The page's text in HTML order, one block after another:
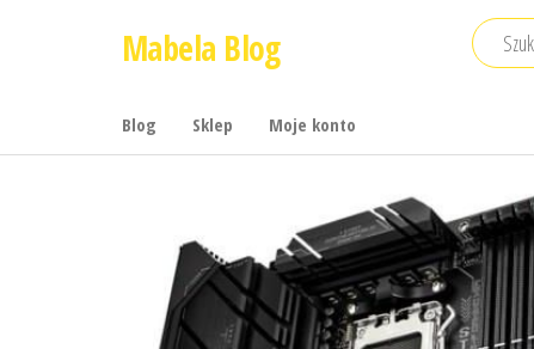
Mabela Blog
Blog Sklep Moje konto